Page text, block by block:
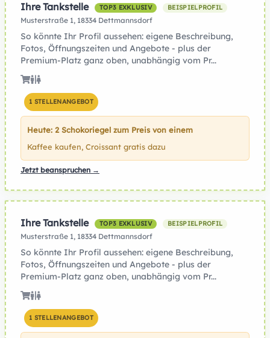
Ihre Tankstelle TOP3 EXKLUSIV BEISPIELPROFIL
Musterstraße 1, 18334 Dettmannsdorf
So könnte Ihr Profil aussehen: eigene Beschreibung,
Fotos, Öffnungszeiten und Angebote - plus der
Premium-Platz ganz oben, unabhängig vom Pr...
1 STELLENANGEBOT
Heute: 2 Schokoriegel zum Preis von einem
Kaffee kaufen, Croissant gratis dazu
Jetzt beanspruchen →
Ihre Tankstelle TOP3 EXKLUSIV BEISPIELPROFIL
Musterstraße 1, 18334 Dettmannsdorf
So könnte Ihr Profil aussehen: eigene Beschreibung,
Fotos, Öffnungszeiten und Angebote - plus der
Premium-Platz ganz oben, unabhängig vom Pr...
1 STELLENANGEBOT